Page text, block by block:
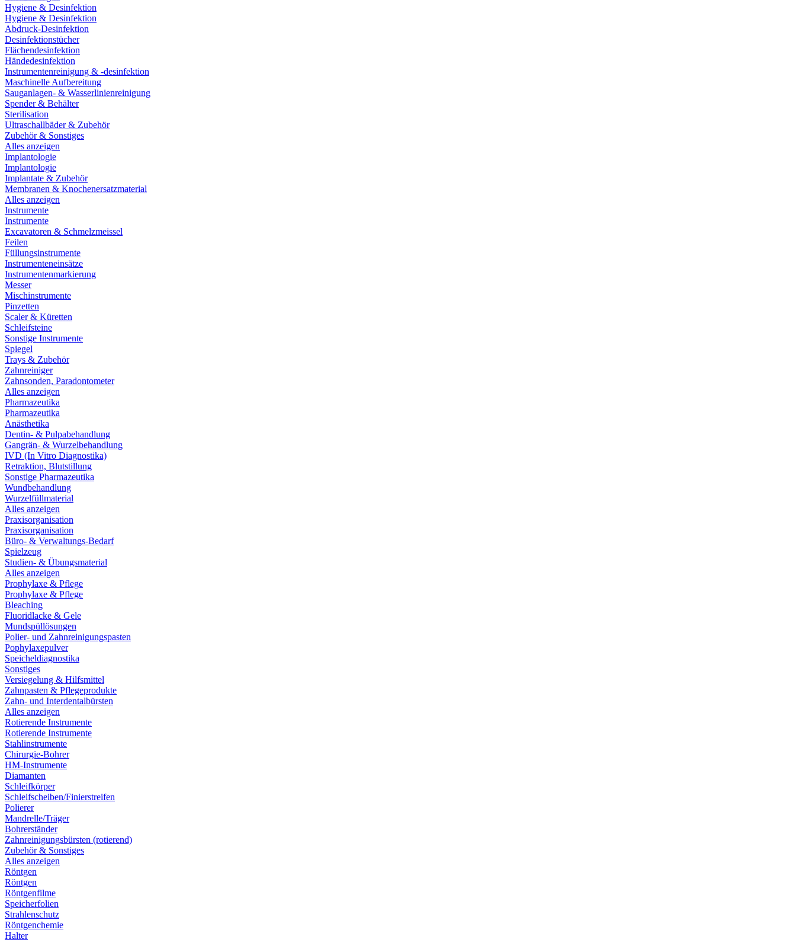
Hygiene & Desinfektion
Hygiene & Desinfektion
Abdruck-Desinfektion
Desinfektionstücher
Flächendesinfektion
Händedesinfektion
Instrumentenreinigung & -desinfektion
Maschinelle Aufbereitung
Sauganlagen- & Wasserlinienreinigung
Spender & Behälter
Sterilisation
Ultraschallbäder & Zubehör
Zubehör & Sonstiges
Alles anzeigen
Implantologie
Implantologie
Implantate & Zubehör
Membranen & Knochenersatzmaterial
Alles anzeigen
Instrumente
Instrumente
Excavatoren & Schmelzmeissel
Feilen
Füllungsinstrumente
Instrumenteneinsätze
Instrumentenmarkierung
Messer
Mischinstrumente
Pinzetten
Scaler & Küretten
Schleifsteine
Sonstige Instrumente
Spiegel
Trays & Zubehör
Zahnreiniger
Zahnsonden, Paradontometer
Alles anzeigen
Pharmazeutika
Pharmazeutika
Anästhetika
Dentin- & Pulpabehandlung
Gangrän- & Wurzelbehandlung
IVD (In Vitro Diagnostika)
Retraktion, Blutstillung
Sonstige Pharmazeutika
Wundbehandlung
Wurzelfüllmaterial
Alles anzeigen
Praxisorganisation
Praxisorganisation
Büro- & Verwaltungs-Bedarf
Spielzeug
Studien- & Übungsmaterial
Alles anzeigen
Prophylaxe & Pflege
Prophylaxe & Pflege
Bleaching
Fluoridlacke & Gele
Mundspüllösungen
Polier- und Zahnreinigungspasten
Pophylaxepulver
Speicheldiagnostika
Sonstiges
Versiegelung & Hilfsmittel
Zahnpasten & Pflegeprodukte
Zahn- und Interdentalbürsten
Alles anzeigen
Rotierende Instrumente
Rotierende Instrumente
Stahlinstrumente
Chirurgie-Bohrer
HM-Instrumente
Diamanten
Schleifkörper
Schleifscheiben/Finierstreifen
Polierer
Mandrelle/Träger
Bohrerständer
Zahnreinigungsbürsten (rotierend)
Zubehör & Sonstiges
Alles anzeigen
Röntgen
Röntgen
Röntgenfilme
Speicherfolien
Strahlenschutz
Röntgenchemie
Halter